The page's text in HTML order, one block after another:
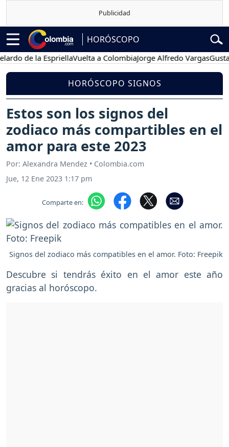
HORÓSCOPO
la EspriellaVuelta a ColombiaJorge Alfredo VargasGustavo
HORÓSCOPO SIGNOS
Estos son los signos del
zodiaco más compartibles en el
amor para este 2023
Por: Alexandra Mendez • Colombia.com
Jue, 12 Ene 2023 1:17 pm
Comparte en:
Signos del zodiaco más compatibles en el amor. Foto: Freepik
Descubre si tendrás éxito en el amor este año
gracias al horóscopo.